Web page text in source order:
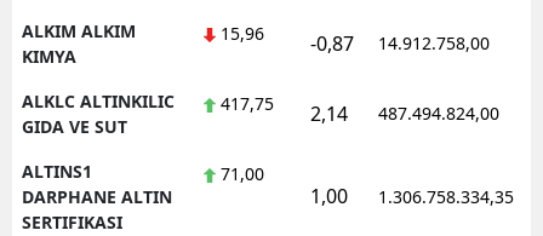
ALKIM ALKIM
KIMYA
15,96 -0,87 14.912.758,00
ALKLC ALTINKILIC
GIDA VE SUT
417,75 2,14 487.494.824,00
ALTINS1
DARPHANE ALTIN
SERTIFIKASI
71,00
1,00 1.306.758.334,35